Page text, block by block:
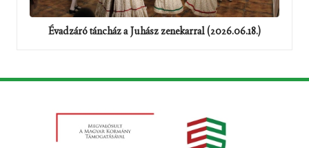
Évadzáró táncház a Juhász zenekarral (2026.06.18.)